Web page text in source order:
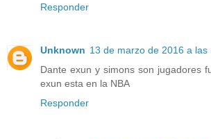
Responder
Unknown 13 de marzo de 2016 a las
Dante exun y simons son jugadores
exun esta en la NBA
Responder